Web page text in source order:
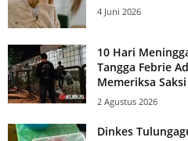
4 Juni 2026
10 Hari
Tangga Febrie
Memeriksa Saksi
2 Agustus 2026
Dinkes